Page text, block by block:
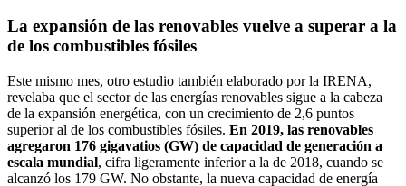
La expansión de las renovables vuelve a superar a la
de los combustibles fósiles
Este mismo mes, otro estudio también elaborado por la IRENA,
revelaba que el sector de las energías renovables sigue a la cabeza
de la expansión energética, con un crecimiento de 2,6 puntos
superior al de los combustibles fósiles. En 2019, las renovables
agregaron 176 gigavatios (GW) de capacidad de generación a
escala mundial, cifra ligeramente inferior a la de 2018, cuando se
alcanzó los 179 GW. No obstante, la nueva capacidad de energía